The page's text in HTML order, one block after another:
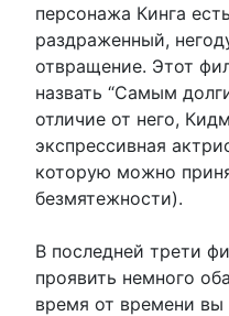
персонажа Кинга
раздраженный,
отвращение. Этот
назвать “Самым
отличие от него,
экспрессивная
которую можно
безмятежности).
В последней трети
проявить немного
время от времени вы